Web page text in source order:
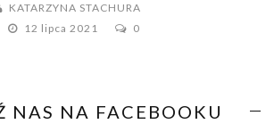
KATARZYNA STACHURA
12 lipca 2021
0
NAS NA FACEBOOKU